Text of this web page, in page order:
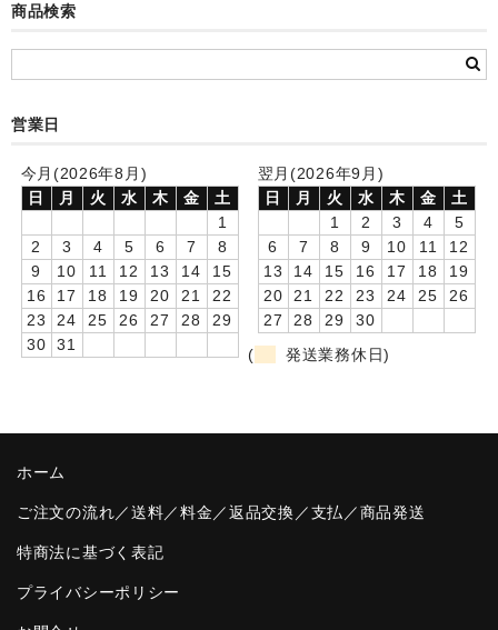
自作オリジナル時計
卒園DVDアルバム
園や先生への贈り物
卒業記念品
音声入りフォトフレームクロック(集合)
音声入りフォトフレームクロック(校歌)
制服メモリー
商品検索
営業日
今月(2026年8月)
日
月 火 水 木 金
土
1
2
3 4 5 6 7
8
9
10 11 12 13 14
15
16
17 18 19 20 21
22
23
24 25 26 27 28
29
30
31
翌月(2026年9月)
日
月 火 水 木 金
土
1
2 3 4
5
6
7 8 9 10 11
12
13
14 15 16 17 18
19
20
21 22 23 24 25
26
27
28 29
30
(
発送業務休日)
ホーム
ご注文の流れ／送料／料金／返品交換／支払／商品発送
特商法に基づく表記
プライバシーポリシー